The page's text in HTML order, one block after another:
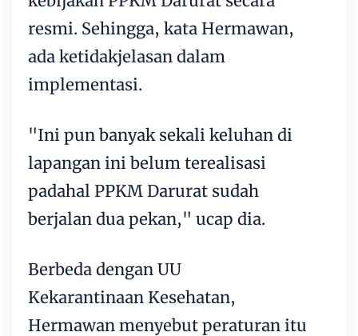
resmi. Sehingga, kata Hermawan,
ada ketidakjelasan dalam
implementasi.
"Ini pun banyak sekali keluhan di
lapangan ini belum terealisasi
padahal PPKM Darurat sudah
berjalan dua pekan," ucap dia.
Berbeda dengan UU
Kekarantinaan Kesehatan,
Hermawan menyebut peraturan itu